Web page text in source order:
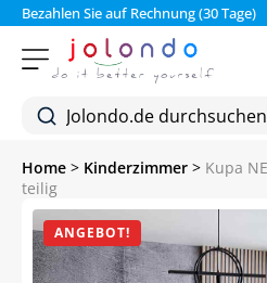
Bezahlen Sie auf Rechnung (30 Tage)
Home > Kinderzimmer > Kupa
teilig
ANGEBOT!